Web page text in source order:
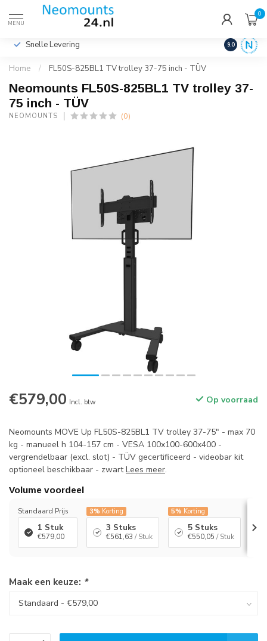
MENU
0
Incl. btw
Snelle Levering Hoge
9.0
Home / FL50S-825BL1 TV trolley 37-75 inch - TÜV
Neomounts FL50S-825BL1 TV trolley 37-
75 inch - TÜV
NEOMOUNTS (0)
€579,00 Incl. btw Op voorraad
Neomounts MOVE Up FL50S-825BL1 TV trolley 37-75" - max 70
kg - manueel h 104-157 cm - VESA 100x100-600x400 -
vergrendelbaar (excl. slot) - TÜV gecertificeerd - videobar kit
optioneel beschikbaar - zwartLees meer.
Volume voordeel
Standaard Prijs
1 Stuk
€579,00
3% Korting
3 Stuks
€561,63 / Stuk
5% Korting
5 Stuks
€550,05 / Stuk
Maak een keuze: *